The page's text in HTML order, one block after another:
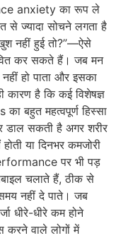
anxiety का रूप ले
से ज्यादा सोचने लगता है
नहीं हुई तो?”—ऐसे
कर सकते हैं। जब मन
हो पाता और इसका
है कि कई विशेषज्ञ
बहुत महत्वपूर्ण हिस्सा
डाल सकती है अगर शरीर
या दिनभर कमजोरी
पर भी पड़
चलाते हैं, ठीक से
नहीं दे पाते। जब
धीरे-धीरे कम होने
करने वाले लोगों में